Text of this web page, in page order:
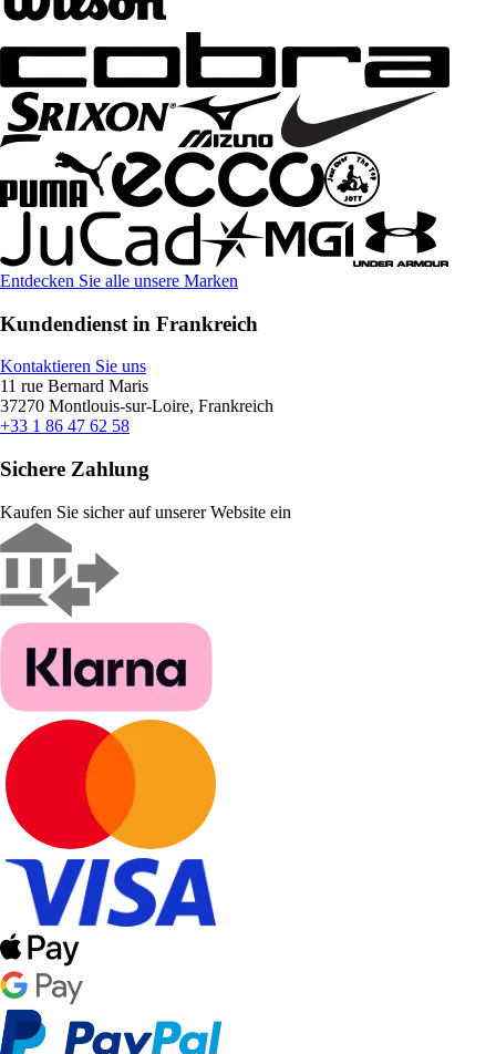
Entdecken Sie alle unsere Marken
Kundendienst in Frankreich
Kontaktieren Sie uns
11 rue Bernard Maris
37270 Montlouis-sur-Loire, Frankreich
+33 1 86 47 62 58
Sichere Zahlung
Kaufen Sie sicher auf unserer Website ein